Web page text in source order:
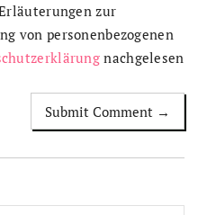
zur
von personenbezogenen
nachgelesen